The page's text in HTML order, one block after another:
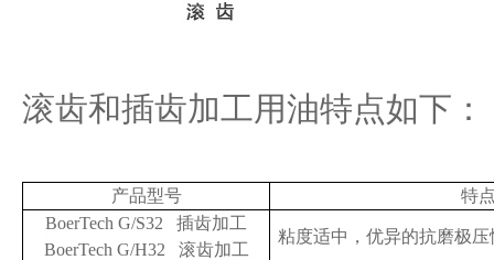
滚齿和插齿加工用油特点如下：
产品型号
特
BoerTech G/S32 插齿加工
BoerTech G/H32 滚齿加工
粘度适中，优异的抗磨极